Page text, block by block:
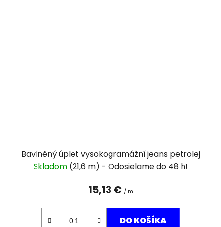
Bavlněný úplet vysokogramážní jeans petrolej
Skladom (21,6 m)
15,13 € / m
DO KOŠÍKA